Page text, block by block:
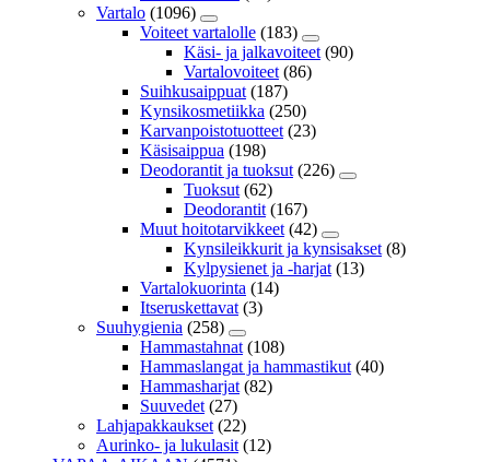
Vartalo (1096)
Voiteet vartalolle (183)
Käsi- ja jalkavoiteet (90)
Vartalovoiteet (86)
Suihkusaippuat (187)
Kynsikosmetiikka (250)
Karvanpoistotuotteet (23)
Käsisaippua (198)
Deodorantit ja tuoksut (226)
Tuoksut (62)
Deodorantit (167)
Muut hoitotarvikkeet (42)
Kynsileikkurit ja kynsisakset (8)
Kylpysienet ja -harjat (13)
Vartalokuorinta (14)
Itseruskettavat (3)
Suuhygienia (258)
Hammastahnat (108)
Hammaslangat ja hammastikut (40)
Hammasharjat (82)
Suuvedet (27)
Lahjapakkaukset (22)
Aurinko- ja lukulasit (12)